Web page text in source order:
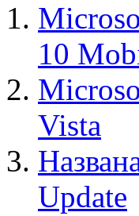
10
Vista
Update